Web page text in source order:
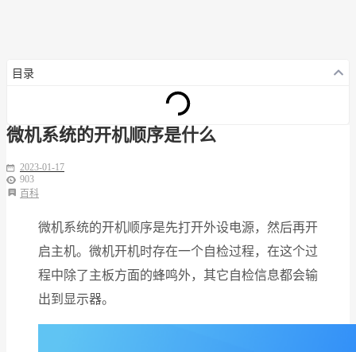
目录
微机系统的开机顺序是什么
2023-01-17
903
百科
微机系统的开机顺序是先打开外设电源，然后再开
启主机。微机开机时存在一个自检过程，在这个过
程中除了主板方面的蜂鸣外，其它自检信息都会输
出到显示器。